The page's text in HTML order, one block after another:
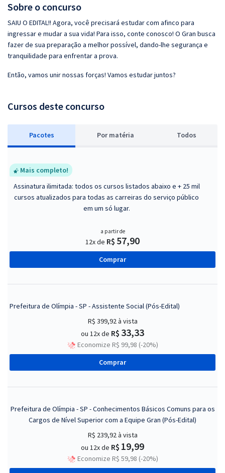
Sobre o concurso
SAIU O EDITAL!! Agora, você precisará estudar com afinco para
ingressar e mudar a sua vida! Para isso, conte conosco! O Gran busca
fazer de sua preparação a melhor possível, dando-lhe segurança e
tranquilidade para enfrentar a prova.
Então, vamos unir nossas forças! Vamos estudar juntos?
Cursos deste concurso
Pacotes Por matéria Todos
Mais completo!
Assinatura ilimitada: todos os cursos listados abaixo e + 25 mil
cursos atualizados para todas as carreiras do serviço público
em um só lugar.
a partir de
12x de R$ 57,90
Comprar
Prefeitura de Olímpia - SP - Assistente Social (Pós-Edital)
R$ 399,92à vista
ou 12x de R$ 33,33
Economize R$ 99,98 (-20%)
Comprar
Prefeitura de Olímpia - SP - Conhecimentos Básicos Comuns para os
Cargos de Nível Superior com a Equipe Gran (Pós-Edital)
R$ 239,92à vista
ou 12x de R$ 19,99
Economize R$ 59,98 (-20%)